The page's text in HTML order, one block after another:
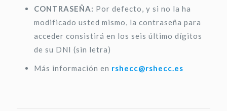
CONTRASEÑA: Por defecto, y si no la ha
modificado usted mismo, la contraseña para
acceder consistirá en los seis último dígitos
de su DNI (sin letra)
Más información en rshecc@rshecc.es